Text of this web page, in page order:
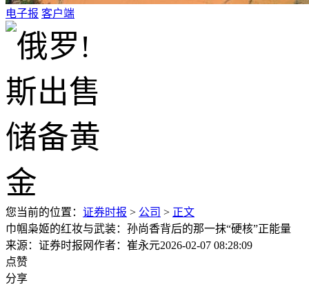
电子报 客户端
您当前的位置： 证券时报 > 公司 > 正文
巾帼枭姬的红妆与武装：孙尚香背后的那一抹“硬核”正能量
来源：证券时报网作者：崔永元2026-02-07 08:28:09
点赞
分享